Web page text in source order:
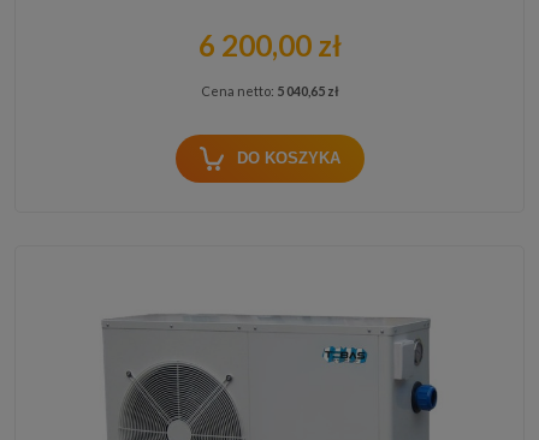
6 200,00 zł
Cena netto: 5 040,65 zł
DO KOSZYKA